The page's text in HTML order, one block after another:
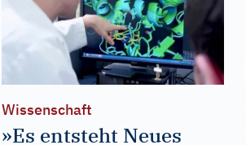
Wissenschaft
»Es entsteht Neues